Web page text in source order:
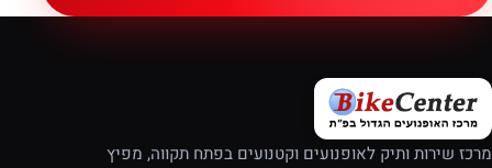
מרכז שירות ותיק לאופנועים וקטנועים בפתח תקווה, מפיץ